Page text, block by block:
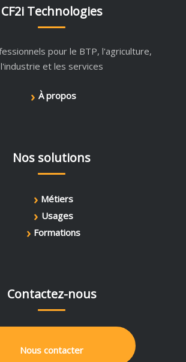
CF2i Technologies
pour le BTP, l'agriculture,
l'industrie et les services
› À propos
Nos solutions
› Métiers
› Usages
› Formations
Contactez-nous
Nous contacter